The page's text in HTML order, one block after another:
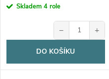
cena:Skladem 4 role
− +
DO KOŠÍKU